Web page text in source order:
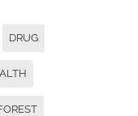
DRUG